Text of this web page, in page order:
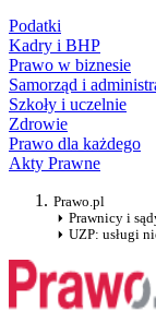
Podatki
Kadry i BHP
Prawo w biznesie
Samorząd i
Szkoły i uczelnie
Zdrowie
Prawo dla każdego
Akty Prawne
Prawo.pl
Prawnicy i
UZP: usługi